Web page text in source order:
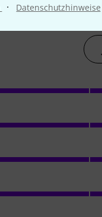
· Datenschutzhinweise